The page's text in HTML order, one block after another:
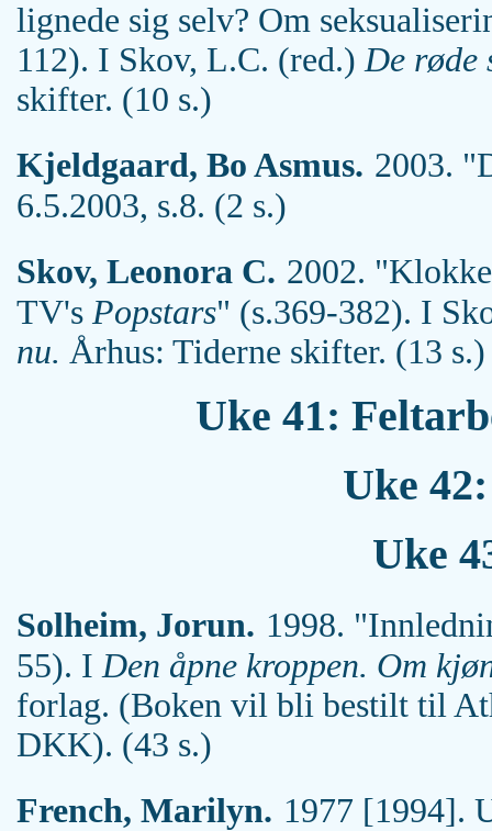
lignede sig selv? Om
112). I Skov, L.C. (red.)De røde
skifter. (10 s.)
Kjeldgaard, Bo Asmus. 2003.
6.5.2003, s.8. (2 s.)
Skov, Leonora C. 2002.
TV's Popstars" (s.369-382). I
nu. Århus: Tiderne skifter. (13 s.)
Uke 41:
Uke
Uke
Solheim, Jorun. 1998.
55). IDen åpne kroppen. Om
forlag. (Boken vil bli bestilt til
DKK). (43 s.)
French, Marilyn. 1977 [1994].